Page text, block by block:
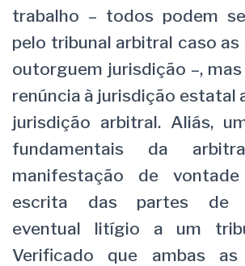
trabalho – todos podem
pelo tribunal arbitral caso
outorguem jurisdição –,
renúncia à jurisdição estatal
jurisdição arbitral. Aliás,
fundamentais da
manifestação de
escrita das partes de
eventual litígio a um
Verificado que ambas